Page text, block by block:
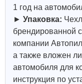
1 год на
► Упаковка:
брендированной
компании
а также вложен
автомобиля для
инструкция по